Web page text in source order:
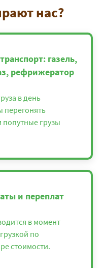
нас?
газель,
рефрижератор
в день
перегонять
грузы
и переплат
в момент
по
стоимости.